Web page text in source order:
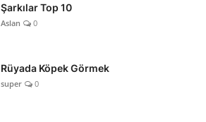
Şarkılar Top 10
Aslan 0
Rüyada Köpek Görmek
super 0